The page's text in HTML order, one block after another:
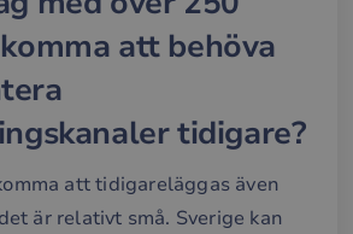
att behöva
tidigare?
att tidigareläggas även
är relativt små. Sverige kan